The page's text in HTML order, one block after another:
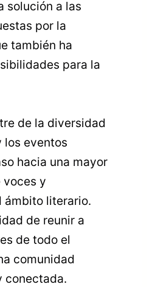
solución a las
por la
también ha
para la
de la diversidad
los eventos
hacia una mayor
voces y
ámbito literario.
de reunir a
de todo el
comunidad
conectada.